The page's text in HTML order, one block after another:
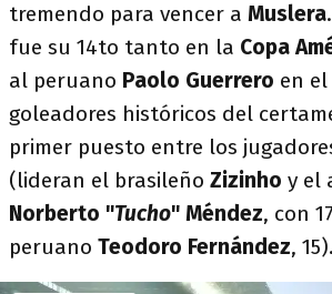
tremendo para vencer a Muslera
fue su 14to tanto en la Copa
al peruano Paolo Guerrero en
goleadores históricos del
primer puesto entre los
(lideran el brasileño Zizinho y el
Norberto "Tucho" Méndez, con
peruano Teodoro Fernández, 15).